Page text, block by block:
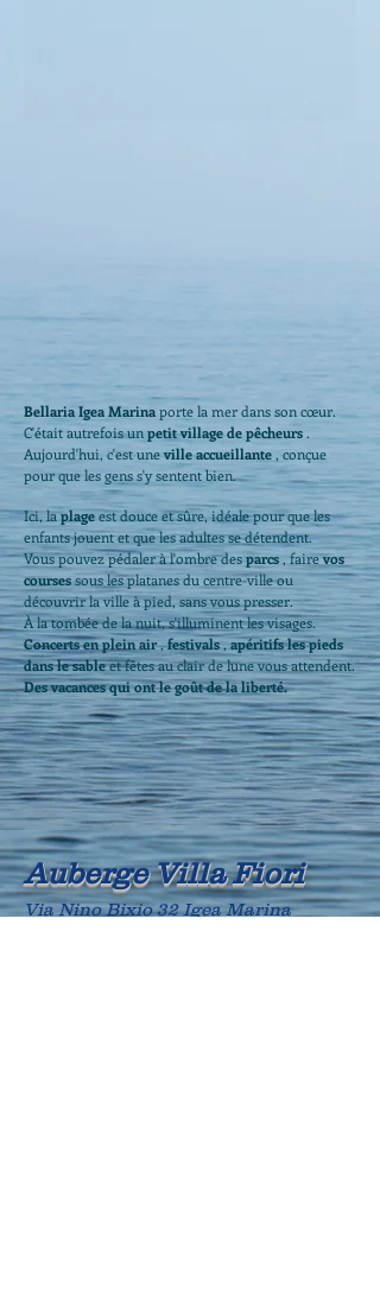
Bellaria Igea Marinaporte la mer dans son cœur.
C'était autrefois unpetit village de pêcheurs .
Aujourd'hui, c'est uneville accueillante , conçue
pour que les gens s'y sentent bien.
Ici, laplageest douce et sûre, idéale pour que les
enfants jouent et que les adultes se détendent.
Vous pouvez pédaler à l'ombre desparcs , fairevos
coursessous les platanes du centre-ville ou
découvrir la ville à pied, sans vous presser.
À la tombée de la nuit, s'illuminent les visages.
Concerts en plein air,festivals,apéritifs les pieds
dans le sableet fêtes au clair de lune vous attendent.
Des vacances qui ont le goût de la liberté.
Auberge Villa Fiori
Via Nino Bixio 32 Igea Marina